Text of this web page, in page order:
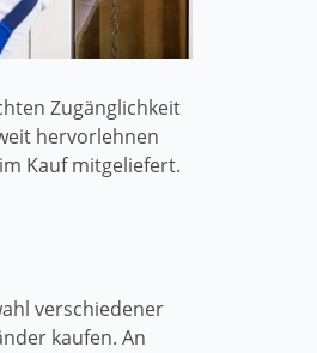
Zugänglichkeit
hervorlehnen
Kauf mitgeliefert.
verschiedener
kaufen. An